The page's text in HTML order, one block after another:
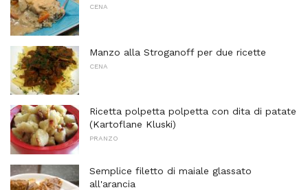
CENA
Manzo alla Stroganoff per due ricette
CENA
Ricetta polpetta polpetta con dita di patate
(Kartoflane Kluski)
PRANZO
Semplice filetto di maiale glassato
all'arancia